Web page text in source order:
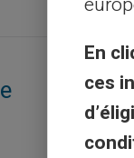
En
ces